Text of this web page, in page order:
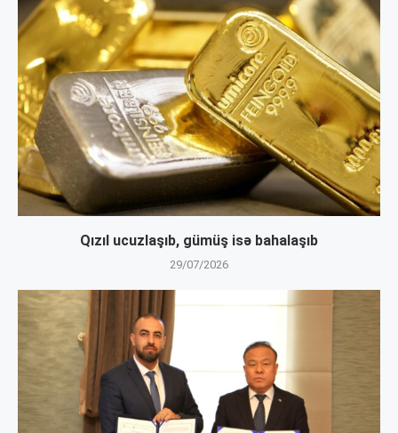
Qızıl ucuzlaşıb, gümüş isə bahalaşıb
29/07/2026